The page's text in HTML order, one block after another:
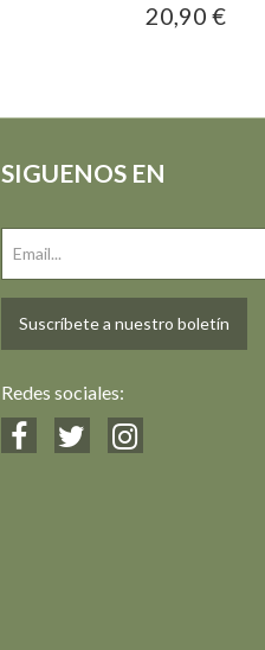
20,90 €
SIGUENOS EN
Suscríbete a nuestro boletín
Redes sociales: